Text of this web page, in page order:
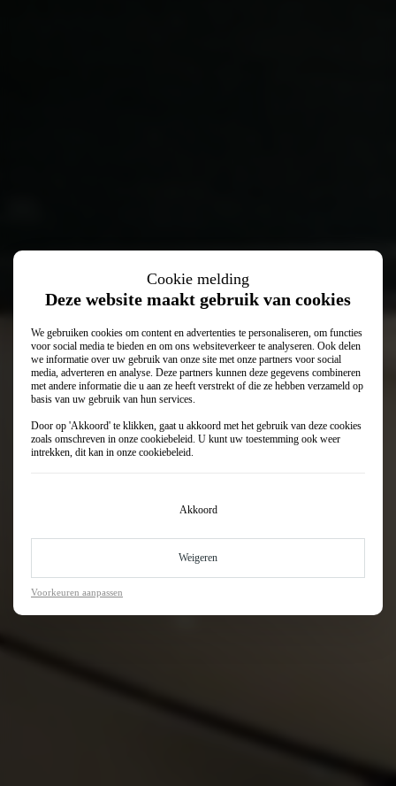
Cookie melding
Deze website maakt gebruik van cookies
We gebruiken cookies om content en advertenties te personaliseren, om functies
voor social media te bieden en om ons websiteverkeer te analyseren. Ook delen
we informatie over uw gebruik van onze site met onze partners voor social
media, adverteren en analyse. Deze partners kunnen deze gegevens combineren
met andere informatie die u aan ze heeft verstrekt of die ze hebben verzameld op
basis van uw gebruik van hun services.
Door op 'Akkoord' te klikken, gaat u akkoord met het gebruik van deze cookies
zoals omschreven in onze cookiebeleid . U kunt uw toestemming ook weer
intrekken, dit kan in onze cookiebeleid
Akkoord
Weigeren
Voorkeuren aanpassen